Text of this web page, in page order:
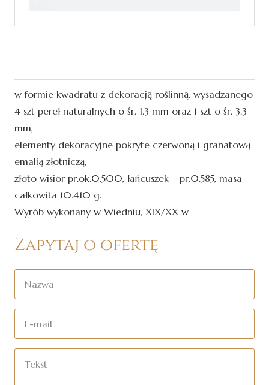
w formie kwadratu z dekoracją roślinną, wysadzanego
4 szt pereł naturalnych o śr. 1.3 mm oraz 1 szt o śr. 3.3
mm,
elementy dekoracyjne pokryte czerwoną i granatową
emalią złotniczą,
złoto wisior pr.ok.0.500, łańcuszek – pr.0.585, masa
całkowita 10.410 g.
Wyrób wykonany w Wiedniu, XIX/XX w
Zapytaj o ofertę